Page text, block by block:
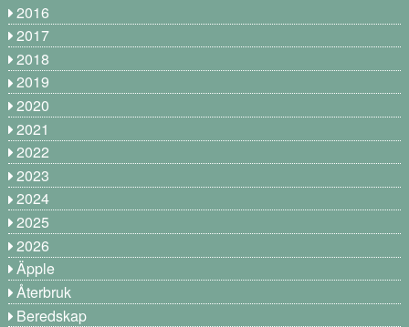
2016
2017
2018
2019
2020
2021
2022
2023
2024
2025
2026
Äpple
Återbruk
Beredskap